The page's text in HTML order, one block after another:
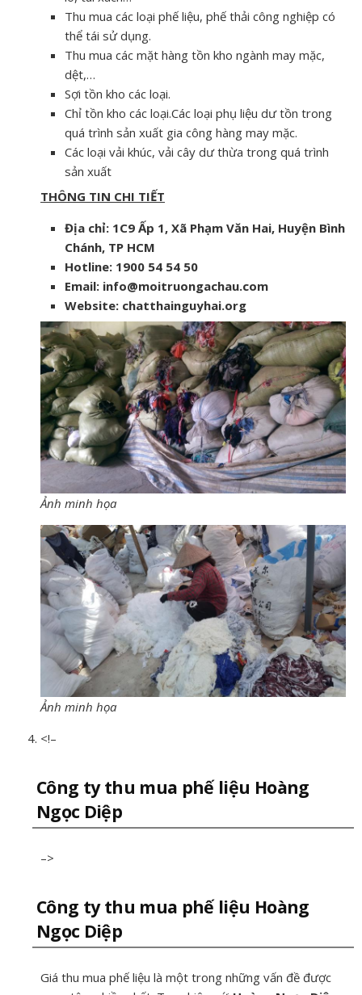
Thu mua các loại phế liệu, phế thải công nghiệp có
thể tái sử dụng.
Thu mua các mặt hàng tồn kho ngành may mặc,
dệt,…
Sợi tồn kho các loại.
Chỉ tồn kho các loại.Các loại phụ liệu dư tồn trong
quá trình sản xuất gia công hàng may mặc.
Các loại vải khúc, vải cây dư thừa trong quá trình
sản xuất
THÔNG TIN CHI TIẾT
Địa chỉ: 1C9 Ấp 1, Xã Phạm Văn Hai, Huyện Bình
Chánh, TP HCM
Hotline: 1900 54 54 50
Email: info@moitruongachau.com
Website: chatthainguyhai.org
Ảnh minh họa
Ảnh minh họa
<!–
Công ty thu mua phế liệu Hoàng
Ngọc Diệp
–>
Công ty thu mua phế liệu Hoàng
Ngọc Diệp
Giá thu mua phế liệu là một trong những vấn đề được